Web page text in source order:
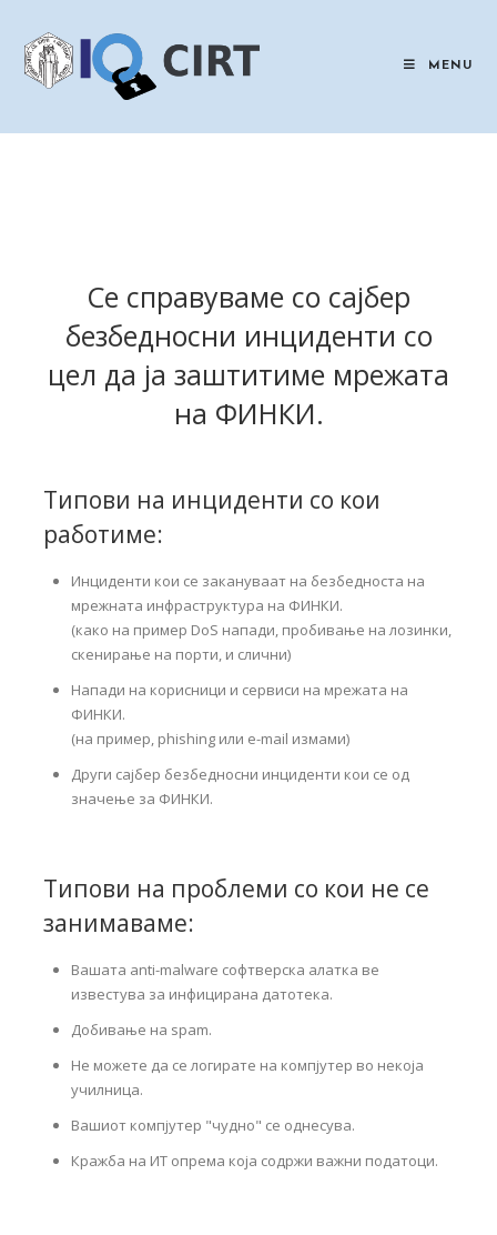
content
MENU
Се справуваме со сајбер
безбедносни инциденти со
цел да ја заштитиме мрежата
на ФИНКИ.
Типови на инциденти со кои
работиме:
Инциденти кои се закануваат на безбедноста на
мрежната инфраструктура на ФИНКИ.
(како на пример DoS напади, пробивање на лозинки,
скенирање на порти, и слични)
Напади на корисници и сервиси на мрежата на
ФИНКИ.
(на пример, phishing или e-mail измами)
Други сајбер безбедносни инциденти кои се од
значење за ФИНКИ.
Типови на проблеми со кои не се
занимаваме:
Вашата anti-malware софтверска алатка ве
известува за инфицирана датотека.
Добивање на spam.
Не можете да се логирате на компјутер во некоја
училница.
Вашиот компјутер "чудно" се однесува.
Кражба на ИТ опрема која содржи важни податоци.